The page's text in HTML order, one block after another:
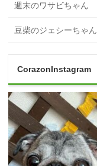
週末のワサビちゃん
豆柴のジェシーちゃん
CorazonInstagram